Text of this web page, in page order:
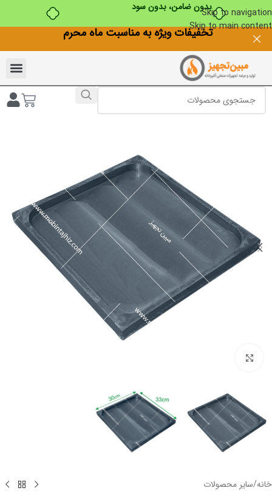
بدون ضامن، بدون سودSkip to navigation
Skip to main contentتخفیفات ویژه به مناسبت ماه محرم
خانه/سایر محصولات